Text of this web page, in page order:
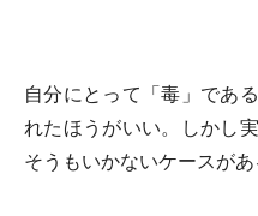
自分にとって「毒」であ
れたほうがいい。しかし
そうもいかないケースがあ